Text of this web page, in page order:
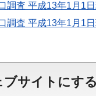
調査 平成13年1月1
調査 平成13年1月1
ブサイトにす